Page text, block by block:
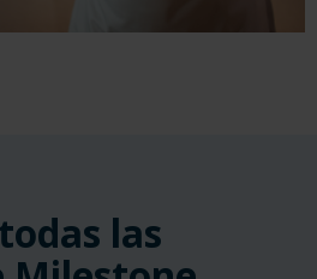
las